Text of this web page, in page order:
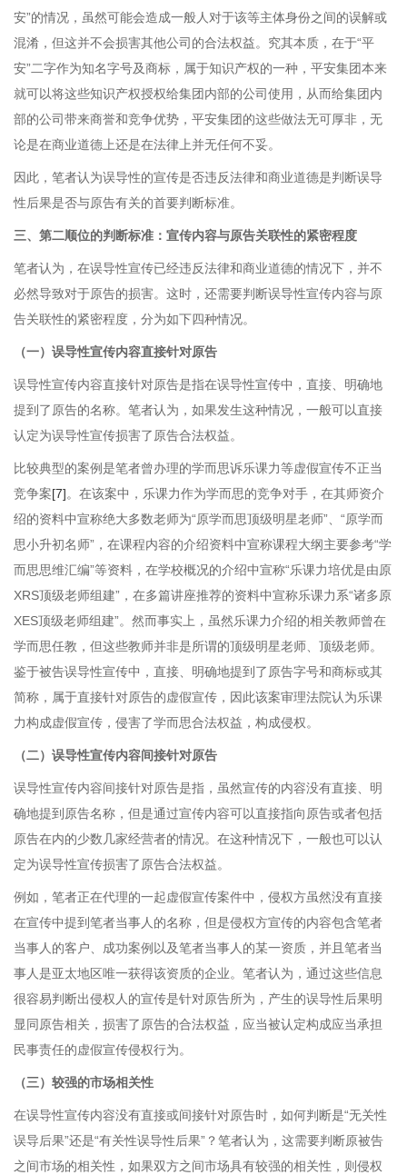
安”的情况，虽然可能会造成一般人对于该等主体身份之间的误解或
混淆，但这并不会损害其他公司的合法权益。究其本质，在于“平
安”二字作为知名字号及商标，属于知识产权的一种，平安集团本来
就可以将这些知识产权授权给集团内部的公司使用，从而给集团内
部的公司带来商誉和竞争优势，平安集团的这些做法无可厚非，无
论是在商业道德上还是在法律上并无任何不妥。
因此，笔者认为误导性的宣传是否违反法律和商业道德是判断误导
性后果是否与原告有关的首要判断标准。
三、第二顺位的判断标准：宣传内容与原告关联性的紧密程度
笔者认为，在误导性宣传已经违反法律和商业道德的情况下，并不
必然导致对于原告的损害。这时，还需要判断误导性宣传内容与原
告关联性的紧密程度，分为如下四种情况。
（一）误导性宣传内容直接针对原告
误导性宣传内容直接针对原告是指在误导性宣传中，直接、明确地
提到了原告的名称。笔者认为，如果发生这种情况，一般可以直接
认定为误导性宣传损害了原告合法权益。
比较典型的案例是笔者曾办理的学而思诉乐课力等虚假宣传不正当
竞争案[7]。在该案中，乐课力作为学而思的竞争对手，在其师资介
绍的资料中宣称绝大多数老师为“原学而思顶级明星老师”、“原学而
思小升初名师”，在课程内容的介绍资料中宣称课程大纲主要参考“学
而思思维汇编”等资料，在学校概况的介绍中宣称“乐课力培优是由原
XRS顶级老师组建”，在多篇讲座推荐的资料中宣称乐课力系“诸多原
XES顶级老师组建”。然而事实上，虽然乐课力介绍的相关教师曾在
学而思任教，但这些教师并非是所谓的顶级明星老师、顶级老师。
鉴于被告误导性宣传中，直接、明确地提到了原告字号和商标或其
简称，属于直接针对原告的虚假宣传，因此该案审理法院认为乐课
力构成虚假宣传，侵害了学而思合法权益，构成侵权。
（二）误导性宣传内容间接针对原告
误导性宣传内容间接针对原告是指，虽然宣传的内容没有直接、明
确地提到原告名称，但是通过宣传内容可以直接指向原告或者包括
原告在内的少数几家经营者的情况。在这种情况下，一般也可以认
定为误导性宣传损害了原告合法权益。
例如，笔者正在代理的一起虚假宣传案件中，侵权方虽然没有直接
在宣传中提到笔者当事人的名称，但是侵权方宣传的内容包含笔者
当事人的客户、成功案例以及笔者当事人的某一资质，并且笔者当
事人是亚太地区唯一获得该资质的企业。笔者认为，通过这些信息
很容易判断出侵权人的宣传是针对原告所为，产生的误导性后果明
显同原告相关，损害了原告的合法权益，应当被认定构成应当承担
民事责任的虚假宣传侵权行为。
（三）较强的市场相关性
在误导性宣传内容没有直接或间接针对原告时，如何判断是“无关性
误导后果”还是“有关性误导性后果”？笔者认为，这需要判断原被告
之间市场的相关性，如果双方之间市场具有较强的相关性，则侵权